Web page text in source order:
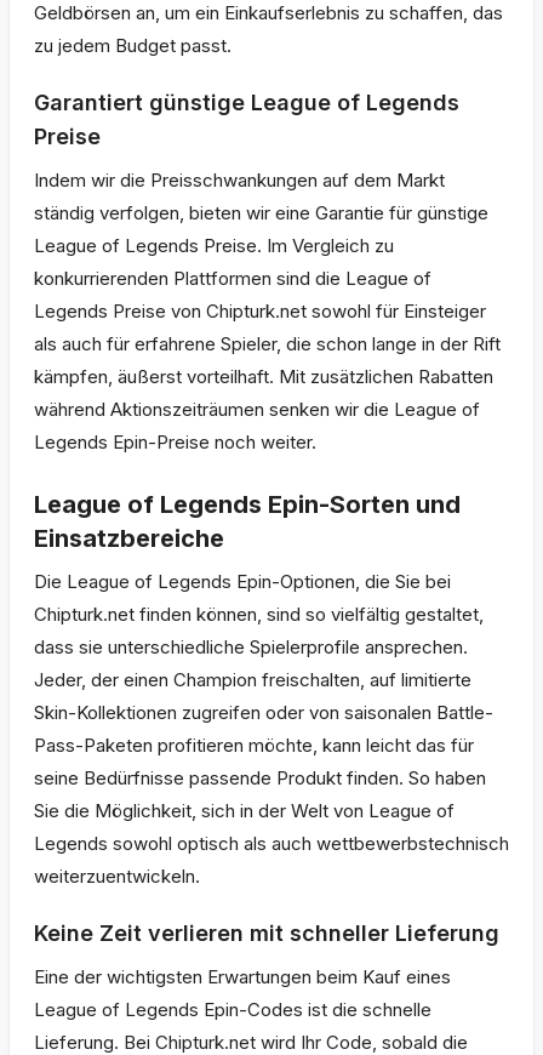
Geldbörsen an, um ein Einkaufserlebnis zu schaffen, das
zu jedem Budget passt.
Garantiert günstige League of Legends
Preise
Indem wir die Preisschwankungen auf dem Markt
ständig verfolgen, bieten wir eine Garantie für günstige
League of Legends Preise. Im Vergleich zu
konkurrierenden Plattformen sind die League of
Legends Preise von Chipturk.net sowohl für Einsteiger
als auch für erfahrene Spieler, die schon lange in der Rift
kämpfen, äußerst vorteilhaft. Mit zusätzlichen Rabatten
während Aktionszeiträumen senken wir die League of
Legends Epin-Preise noch weiter.
League of Legends Epin-Sorten und
Einsatzbereiche
Die League of Legends Epin-Optionen, die Sie bei
Chipturk.net finden können, sind so vielfältig gestaltet,
dass sie unterschiedliche Spielerprofile ansprechen.
Jeder, der einen Champion freischalten, auf limitierte
Skin-Kollektionen zugreifen oder von saisonalen Battle-
Pass-Paketen profitieren möchte, kann leicht das für
seine Bedürfnisse passende Produkt finden. So haben
Sie die Möglichkeit, sich in der Welt von League of
Legends sowohl optisch als auch wettbewerbstechnisch
weiterzuentwickeln.
Keine Zeit verlieren mit schneller Lieferung
Eine der wichtigsten Erwartungen beim Kauf eines
League of Legends Epin-Codes ist die schnelle
Lieferung. Bei Chipturk.net wird Ihr Code, sobald die